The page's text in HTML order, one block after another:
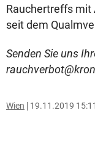
Rauchertreffs mit
seit dem
Senden Sie uns
Wien 19.11.2019 15:11